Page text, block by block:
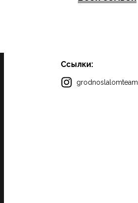
Ссылки:
grodnoslalomteam